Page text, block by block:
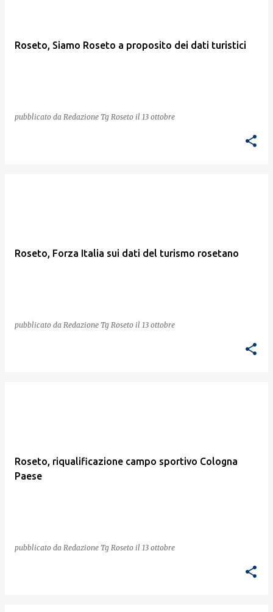
Roseto, Siamo Roseto a proposito dei dati turistici
pubblicato da Redazione Tg Roseto il 13 ottobre
Roseto, Forza Italia sui dati del turismo rosetano
pubblicato da Redazione Tg Roseto il 13 ottobre
Roseto, riqualificazione campo sportivo Cologna
Paese
pubblicato da Redazione Tg Roseto il 13 ottobre